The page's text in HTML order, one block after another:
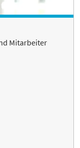
Mitarbeiter